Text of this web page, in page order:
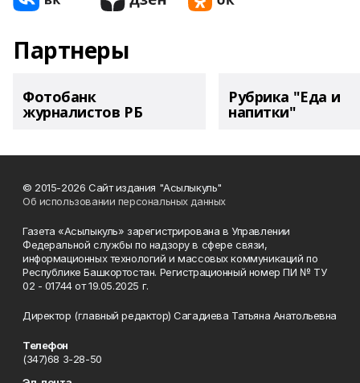
Партнеры
Фотобанк
журналистов РБ
Рубрика "Еда и
напитки"
© 2015-2026 Сайт издания "Асылыкуль"
Об использовании персональных данных
Газета «Асылыкуль» зарегистрирована в Управлении
Федеральной службы по надзору в сфере связи,
информационных технологий и массовых коммуникаций по
Республике Башкортостан. Регистрационный номер ПИ № ТУ
02 - 01744 от 19.05.2025 г.
Директор (главный редактор) Сагадиева Татьяна Анатольевна
Телефон
(347)68 3-28-50